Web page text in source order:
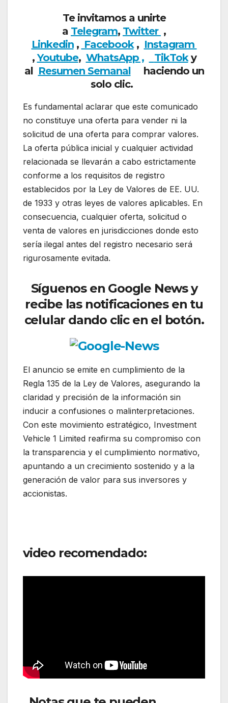
Te invitamos a unirte
a Telegram, Twitter ,
Linkedin, Facebook, Instagram
,Youtube, WhatsApp , TikToky
al Resumen Semanalhaciendo un
solo clic.
Es fundamental aclarar que este comunicado
no constituye una oferta para vender ni la
solicitud de una oferta para comprar valores.
La oferta pública inicial y cualquier actividad
relacionada se llevarán a cabo estrictamente
conforme a los requisitos de registro
establecidos por la Ley de Valores de EE. UU.
de 1933 y otras leyes de valores aplicables. En
consecuencia, cualquier oferta, solicitud o
venta de valores en jurisdicciones donde esto
sería ilegal antes del registro necesario será
rigurosamente evitada.
Síguenos en Google News y
recibe las notificaciones en tu
celular dando clic en el botón.
El anuncio se emite en cumplimiento de la
Regla 135 de la Ley de Valores, asegurando la
claridad y precisión de la información sin
inducir a confusiones o malinterpretaciones.
Con este movimiento estratégico, Investment
Vehicle 1 Limited reafirma su compromiso con
la transparencia y el cumplimiento normativo,
apuntando a un crecimiento sostenido y a la
generación de valor para sus inversores y
accionistas.
video recomendado: